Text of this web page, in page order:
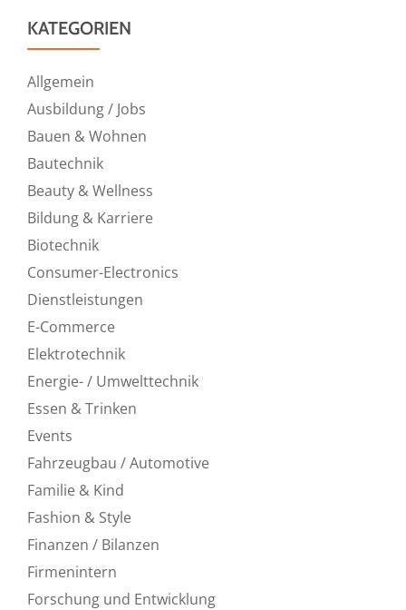
KATEGORIEN
Allgemein
Ausbildung / Jobs
Bauen & Wohnen
Bautechnik
Beauty & Wellness
Bildung & Karriere
Biotechnik
Consumer-Electronics
Dienstleistungen
E-Commerce
Elektrotechnik
Energie- / Umwelttechnik
Essen & Trinken
Events
Fahrzeugbau / Automotive
Familie & Kind
Fashion & Style
Finanzen / Bilanzen
Firmenintern
Forschung und Entwicklung